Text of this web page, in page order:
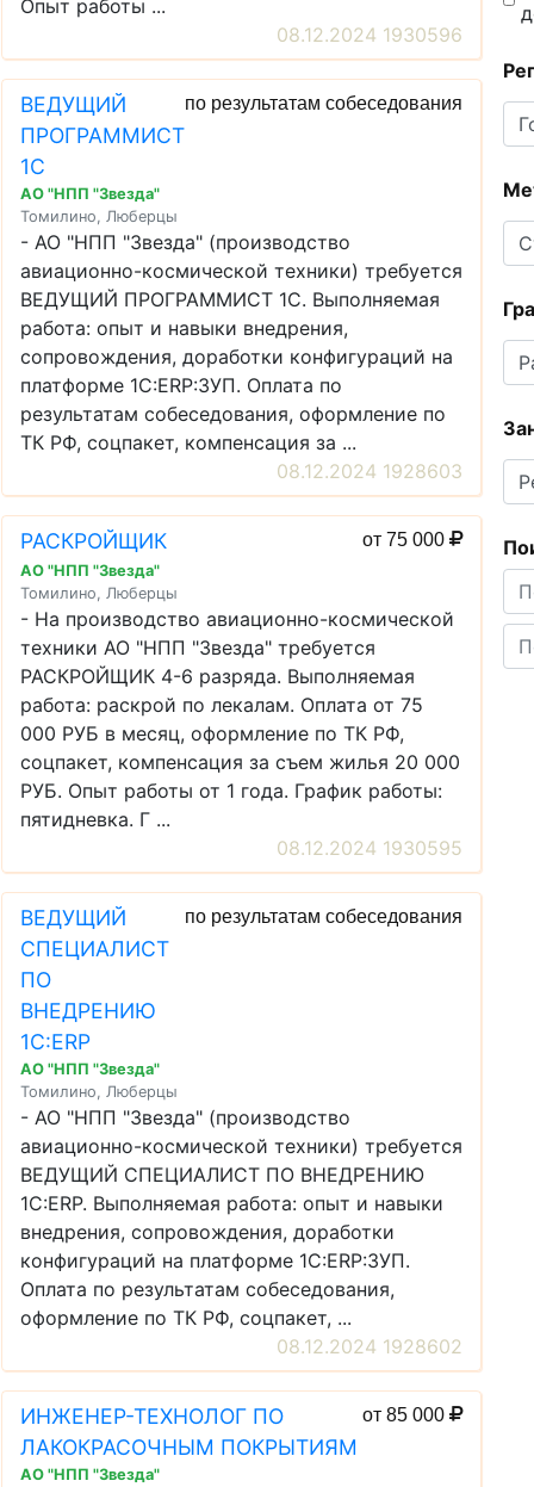
Опыт работы ...
08.12.2024 1930596
ВЕДУЩИЙ
ПРОГРАММИСТ
1С
по результатам собеседования
АО "НПП "Звезда"
Томилино, Люберцы
- АО "НПП "Звезда" (производство
авиационно-космической техники) требуется
ВЕДУЩИЙ ПРОГРАММИСТ 1С. Выполняемая
работа: опыт и навыки внедрения,
сопровождения, доработки конфигураций на
платформе 1С:ERP:ЗУП. Оплата по
результатам собеседования, оформление по
ТК РФ, соцпакет, компенсация за ...
08.12.2024 1928603
РАСКРОЙЩИК от 75 000
АО "НПП "Звезда"
Томилино, Люберцы
- На производство авиационно-космической
техники АО "НПП "Звезда" требуется
РАСКРОЙЩИК 4-6 разряда. Выполняемая
работа: раскрой по лекалам. Оплата от 75
000 РУБ в месяц, оформление по ТК РФ,
соцпакет, компенсация за съем жилья 20 000
РУБ. Опыт работы от 1 года. График работы:
пятидневка. Г ...
08.12.2024 1930595
ВЕДУЩИЙ
СПЕЦИАЛИСТ
ПО
ВНЕДРЕНИЮ
1С:ERP
по результатам собеседования
АО "НПП "Звезда"
Томилино, Люберцы
- АО "НПП "Звезда" (производство
авиационно-космической техники) требуется
ВЕДУЩИЙ СПЕЦИАЛИСТ ПО ВНЕДРЕНИЮ
1С:ERP. Выполняемая работа: опыт и навыки
внедрения, сопровождения, доработки
конфигураций на платформе 1С:ERP:ЗУП.
Оплата по результатам собеседования,
оформление по ТК РФ, соцпакет, ...
08.12.2024 1928602
ИНЖЕНЕР-ТЕХНОЛОГ ПО
ЛАКОКРАСОЧНЫМ ПОКРЫТИЯМ
от 85 000
АО "НПП "Звезда"